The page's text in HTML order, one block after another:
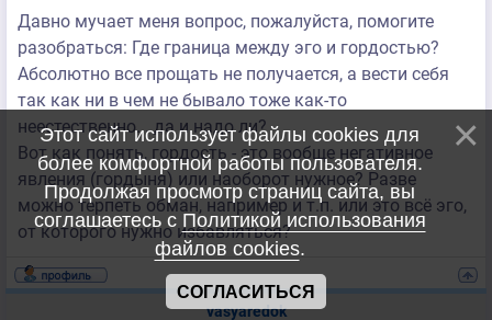
Давно мучает меня вопрос, пожалуйста, помогите
разобраться: Где граница между эго и гордостью?
Абсолютно все прощать не получается, а вести себя
так как ни в чем не бывало тоже как-то
неестественно... да и надо ли?
Вот как понять, гордость - это вообще негативное
явления (гордыня) или наоборот нужное? Разве
можно терпеть обман, например и т.п. или это всё эго,
от которого нужно избавляться?
vasyaredok
Этот сайт использует файлы cookies для
более комфортной работы пользователя.
Продолжая просмотр страниц сайта, вы
соглашаетесь с Политикой использования
файлов cookies.
СОГЛАСИТЬСЯ